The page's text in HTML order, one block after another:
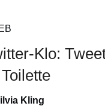
Klo:
Kling